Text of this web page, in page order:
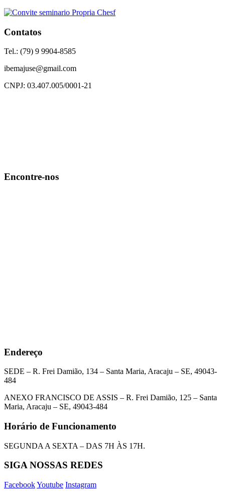
Contatos
Tel.: (79) 9 9904-8585
ibemajuse@gmail.com
CNPJ: 03.407.005/0001-21
Encontre-nos
Endereço
SEDE – R. Frei Damião, 134 – Santa Maria, Aracaju – SE, 49043-
484
ANEXO FRANCISCO DE ASSIS – R. Frei Damião, 125 – Santa
Maria, Aracaju – SE, 49043-484
Horário de Funcionamento
SEGUNDA A SEXTA – DAS 7H ÀS 17H.
SIGA NOSSAS REDES
FacebookYoutube Instagram